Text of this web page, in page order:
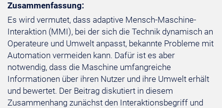
Zusammenfassung:
Es wird vermutet, dass adaptive Mensch-Maschine-
Interaktion (MMI), bei der sich die Technik dynamisch an
Operateure und Umwelt anpasst, bekannte Probleme mit
Automation vermeiden kann. Dafür ist es aber
notwendig, dass die Maschine umfangreiche
Informationen über ihren Nutzer und ihre Umwelt erhält
und bewertet. Der Beitrag diskutiert in diesem
Zusammenhang zunächst den Interaktionsbegriff und